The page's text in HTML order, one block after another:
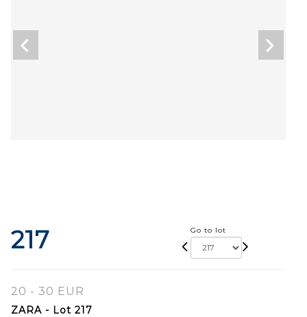
217 Go to lot
20 - 30 EUR
ZARA - Lot 217